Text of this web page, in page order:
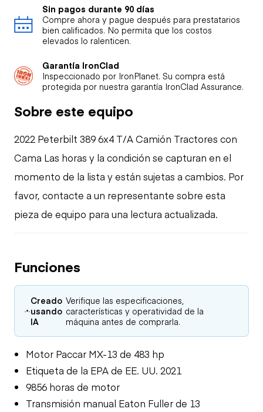
Sin pagos durante 90 días
Compre ahora y pague después para prestatarios
bien calificados. No permita que los costos
elevados lo ralenticen.
Garantía IronClad
Inspeccionado por IronPlanet. Su compra está
protegida por nuestra garantía IronClad Assurance.
Sobre este equipo
2022 Peterbilt 389 6x4 T/A Camión Tractores con
Cama Las horas y la condición se capturan en el
momento de la lista y están sujetas a cambios. Por
favor, contacte a un representante sobre esta
pieza de equipo para una lectura actualizada.
Funciones
Creado
usando
IA
Verifique las especificaciones,
características y operatividad de la
máquina antes de comprarla.
Motor Paccar MX-13 de 483 hp
Etiqueta de la EPA de EE. UU. 2021
9856 horas de motor
Transmisión manual Eaton Fuller de 13